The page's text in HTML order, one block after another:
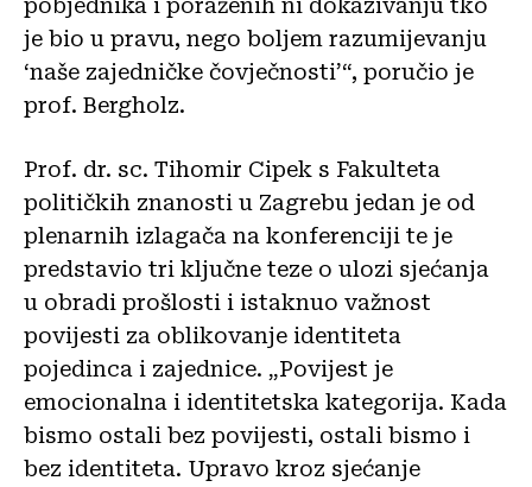
je bio u pravu, nego boljem razumijevanju
‘naše zajedničke čovječnosti’“, poručio je
prof. Bergholz.
Prof. dr. sc. Tihomir Cipek s Fakulteta
političkih znanosti u Zagrebu jedan je od
plenarnih izlagača na konferenciji te je
predstavio tri ključne teze o ulozi sjećanja
u obradi prošlosti i istaknuo važnost
povijesti za oblikovanje identiteta
pojedinca i zajednice. „Povijest je
emocionalna i identitetska kategorija. Kada
bismo ostali bez povijesti, ostali bismo i
bez identiteta. Upravo kroz sjećanje